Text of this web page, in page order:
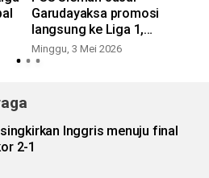
Garudayaksa promosi
langsung ke Liga 1,
Persipura play off
Minggu, 3 Mei 2026
Inggris menuju final
2-1